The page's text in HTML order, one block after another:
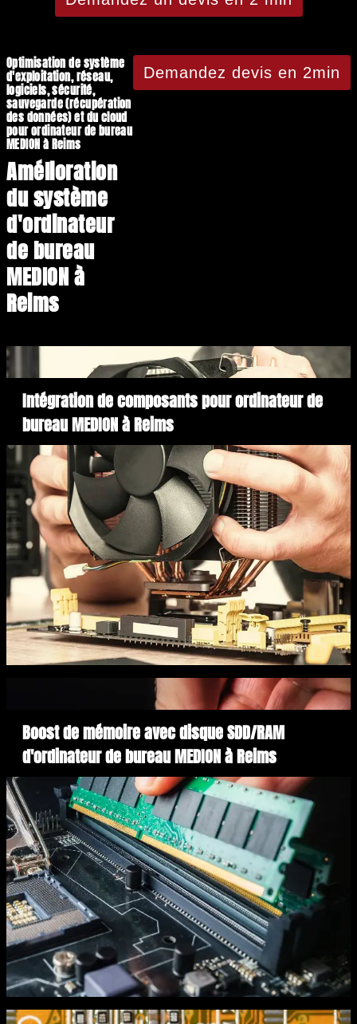
Optimisation de système
d'exploitation, réseau,
logiciels, sécurité,
sauvegarde (récupération
des données) et du cloud
pour ordinateur de bureau
MEDION à Reims
Amélioration
du système
d'ordinateur
de bureau
MEDION à
Reims
Demandez devis en 2min
Intégration de composants pour ordinateur de
bureau MEDION à Reims
Boost de mémoire avec disque SDD/RAM
d'ordinateur de bureau MEDION à Reims